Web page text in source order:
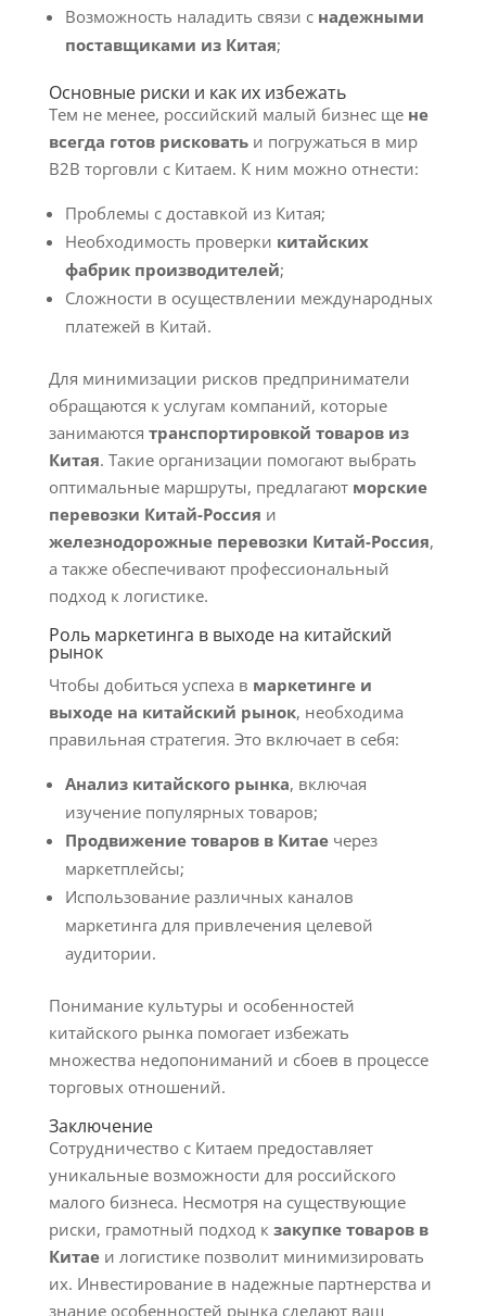
Возможность наладить связи с надежными
поставщиками из Китая;
Основные риски и как их избежать
Тем не менее, российский малый бизнес ще не
всегда готов рисковатьи погружаться в мир
B2B торговли с Китаем. К ним можно отнести:
Проблемы с доставкой из Китая;
Необходимость проверки китайских
фабрик производителей;
Сложности в осуществлении международных
платежей в Китай.
Для минимизации рисков предприниматели
обращаются к услугам компаний, которые
занимаются транспортировкой товаров из
Китая. Такие организации помогают выбрать
оптимальные маршруты, предлагают морские
перевозки Китай-Россия и
железнодорожные перевозки Китай-Россия,
а также обеспечивают профессиональный
подход к логистике.
Роль маркетинга в выходе на китайский
рынок
Чтобы добиться успеха в маркетинге и
выходе на китайский рынок, необходима
правильная стратегия. Это включает в себя:
Анализ китайского рынка, включая
изучение популярных товаров;
Продвижение товаров в Китаечерез
маркетплейсы;
Использование различных каналов
маркетинга для привлечения целевой
аудитории.
Понимание культуры и особенностей
китайского рынка помогает избежать
множества недопониманий и сбоев в процессе
торговых отношений.
Заключение
Сотрудничество с Китаем предоставляет
уникальные возможности для российского
малого бизнеса. Несмотря на существующие
риски, грамотный подход к закупке товаров в
Китаеи логистике позволит минимизировать
их. Инвестирование в надежные партнерства и
знание особенностей рынка сделают ваш